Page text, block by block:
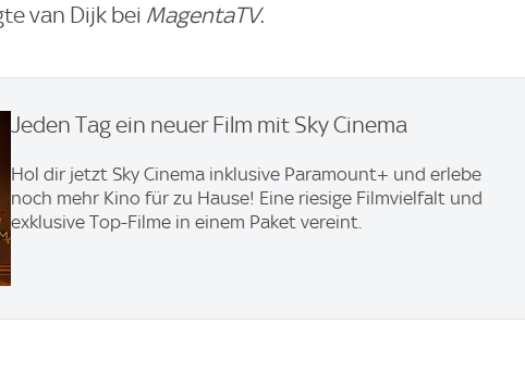
van Dijk bei MagentaTV.
Jeden Tag ein neuer Film mit Sky Cinema
Hol dir jetzt Sky Cinema inklusive Paramount+ und erlebe
noch mehr Kino für zu Hause! Eine riesige Filmvielfalt und
exklusive Top-Filme in einem Paket vereint.